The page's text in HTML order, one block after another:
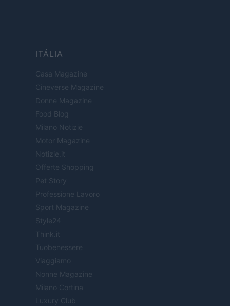
ITÁLIA
Casa Magazine
Cineverse Magazine
Donne Magazine
Food Blog
Milano Notizie
Motor Magazine
Notizie.it
Offerte Shopping
Pet Story
Professione Lavoro
Sport Magazine
Style24
Think.it
Tuobenessere
Viaggiamo
Nonne Magazine
Milano Cortina
Luxury Club